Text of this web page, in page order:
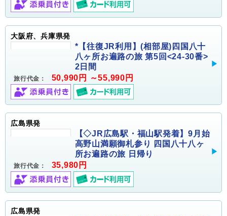
大阪府、兵庫県発
*【往復JR利用】(相部屋)四国八十
八ヶ所お遍路の旅 第5回<24-30番>
2日間
旅行代金： 50,990円 ～55,990円
広島県発
【◇JR広島駅・福山駅発着】9月始
高野山満願御札参り 四国八十八ヶ
所お遍路の旅 日帰り
旅行代金： 35,980円
広島県発